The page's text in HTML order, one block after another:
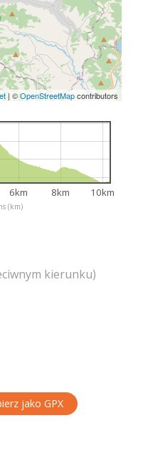
| ©OpenStreetMapcontributors
(km)
6km 8km 10km
kierunku)
jako GPX